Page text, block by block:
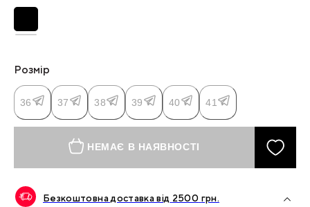
Розмір
36 37 38 39 40 41
НЕМАЄ В НАЯВНОСТІ
Безкоштовна доставка від 2500 грн.